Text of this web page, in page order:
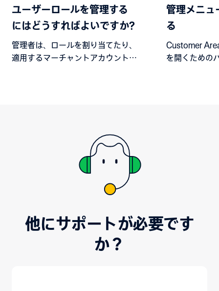
ユーザーロールを管理する
にはどうすればよいですか?
管理者は、ロールを割り当てたり、
適用するマーチャントアカウントを
管理メニュ
る
Customer
を開くための
他にサポートが必要です
か？